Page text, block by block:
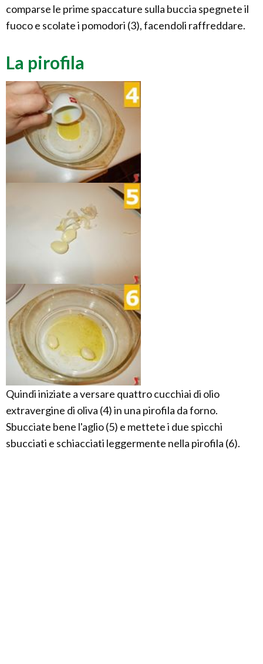
comparse le prime spaccature sulla buccia spegnete il
fuoco e scolate i pomodori (3), facendoli raffreddare.
La pirofila
Quindi iniziate a versare quattro cucchiai di olio
extravergine di oliva (4) in una pirofila da forno.
Sbucciate bene l'aglio (5) e mettete i due spicchi
sbucciati e schiacciati leggermente nella pirofila (6).